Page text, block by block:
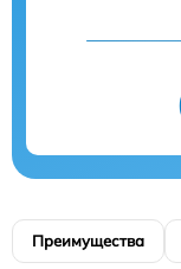
Преимущества